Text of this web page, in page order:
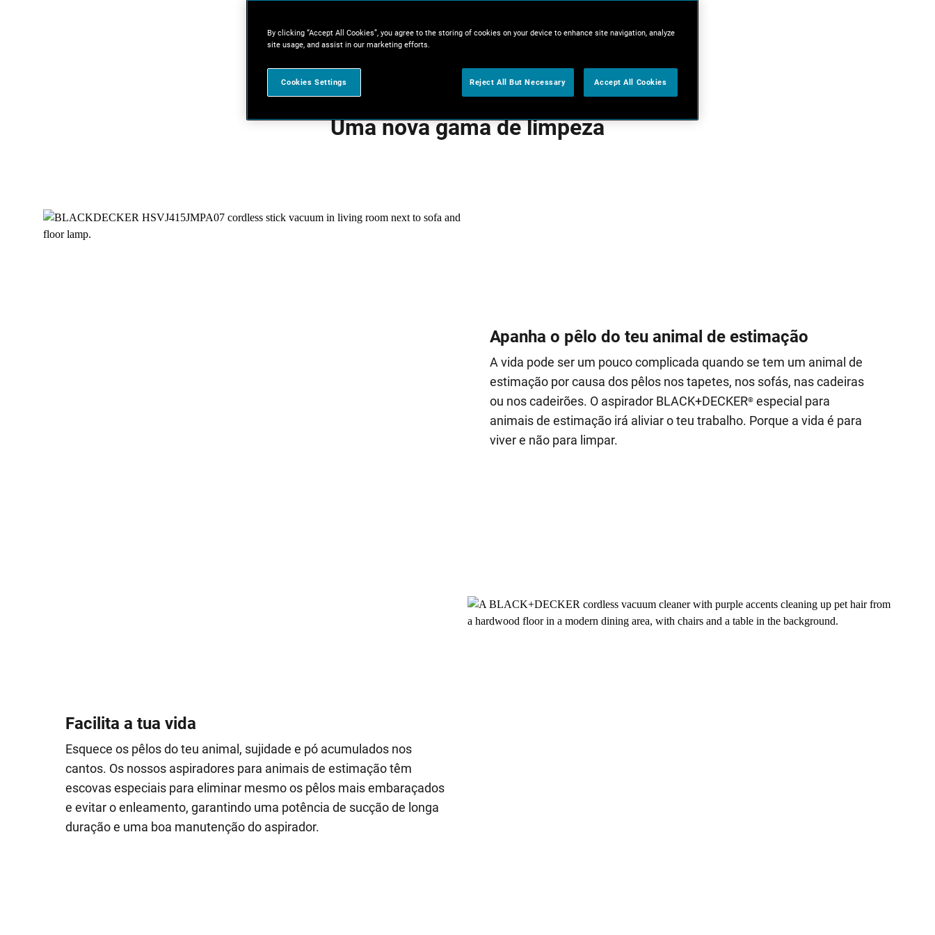
Uma nova gama de limpeza
Apanha o pêlo do teu animal de estimação
A vida pode ser um pouco complicada quando se tem um animal de
estimação por causa dos pêlos nos tapetes, nos sofás, nas cadeiras
ou nos cadeirões. O aspirador BLACK+DECKER® especial para
animais de estimação irá aliviar o teu trabalho. Porque a vida é para
viver e não para limpar.
Facilita a tua vida
Esquece os pêlos do teu animal, sujidade e pó acumulados nos
cantos. Os nossos aspiradores para animais de estimação têm
escovas especiais para eliminar mesmo os pêlos mais embaraçados
e evitar o enleamento, garantindo uma potência de sucção de longa
duração e uma boa manutenção do aspirador.
By clicking “Accept All Cookies”, you agree to the storing of cookies on your device to enhance site navigation, analyze
site usage, and assist in our marketing efforts.
Cookies Settings Reject All But Necessary Accept All Cookies